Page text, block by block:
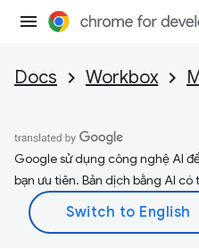
Docs Workbox
Google sử dụng công nghệ AI
bạn ưu tiên. Bản dịch bằng AI có